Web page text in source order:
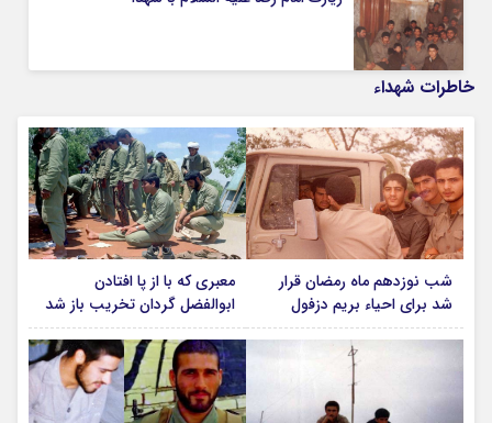
خاطرات شهداء
شب نوزدهم ماه رمضان قرار
شد برای احیاء بریم دزفول
معبری که با از پا افتادن
ابوالفضل گردان تخریب باز شد